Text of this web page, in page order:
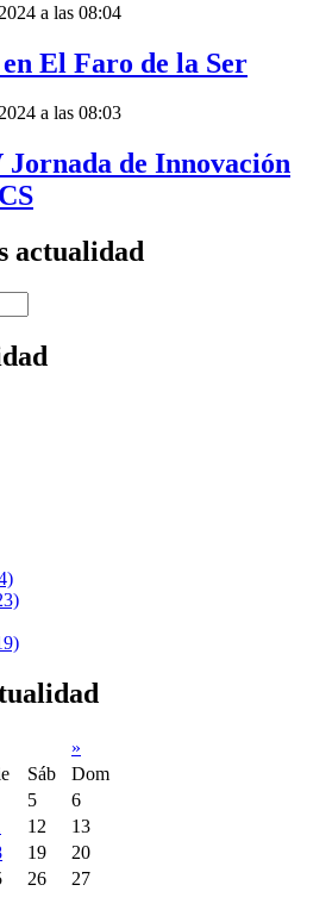
a las 08:04
El Faro de la Ser
a las 08:03
de Innovación
actualidad
»
Sáb
Dom
5
6
12
13
19
20
26
27